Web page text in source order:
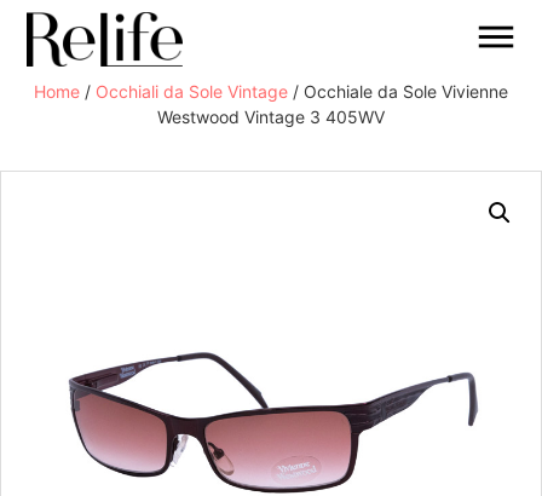
Home / Occhiali da Sole Vintage / Occhiale da Sole Vivienne
Westwood Vintage 3 405WV